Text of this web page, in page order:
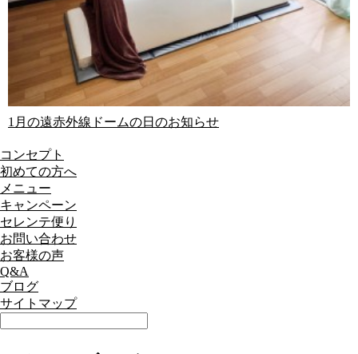
1月の遠赤外線ドームの日のお知らせ
コンセプト
初めての方へ
メニュー
キャンペーン
セレンテ便り
お問い合わせ
お客様の声
Q&A
ブログ
サイトマップ